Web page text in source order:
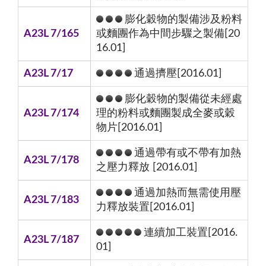
A23L 7/165
膨化穀物的製備涉及粉料
或麵團作為中間步驟之製備[20
16.01]
A23L 7/17 通過擠壓[2016.01]
A23L 7/174
膨化穀物的製備從未經處
理的粉料或麵團製成全麥或穀
物片[2016.01]
A23L 7/178
通過帶有或不帶有加熱
之壓力釋放 [2016.01]
A23L 7/183
通過加熱而無需使用壓
力釋放裝置[2016.01]
A23L 7/187
連續加工裝置[2016.
01]